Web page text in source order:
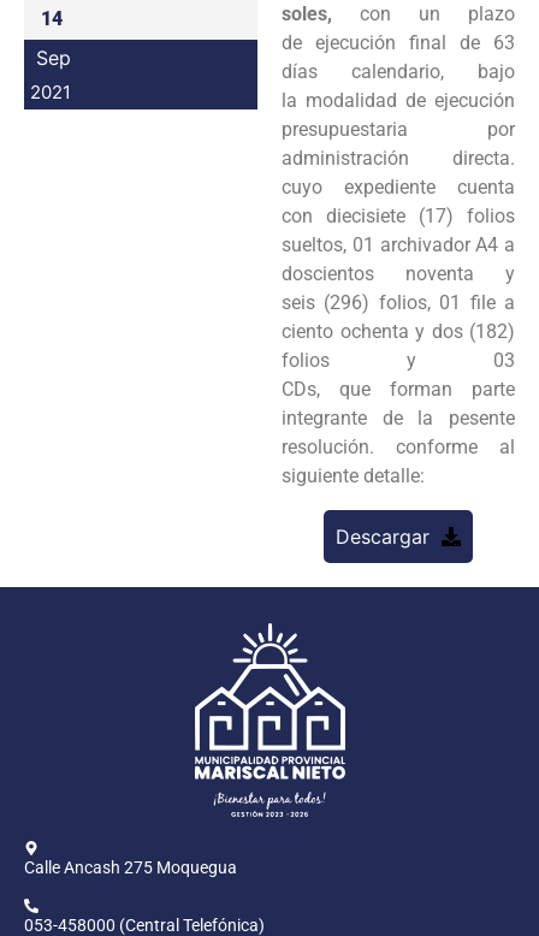
14
Sep
2021
soles, con un plazo
de ejecución final de 63
días calendario, bajo
la modalidad de ejecución
presupuestaria por
administración directa.
cuyo expediente cuenta
con diecisiete (17) folios
sueltos, 01 archivador A4 a
doscientos noventa y
seis (296) folios, 01 file a
ciento ochenta y dos (182)
folios y 03
CDs, que forman parte
integrante de la pesente
resolución. conforme al
siguiente detalle:
Descargar
Calle Ancash 275 Moquegua
053-458000 (Central Telefónica)